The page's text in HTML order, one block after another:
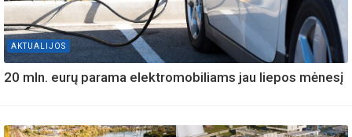
AKTUALIJOS
20 mln. eurų parama elektromobiliams jau liepos mėnesį